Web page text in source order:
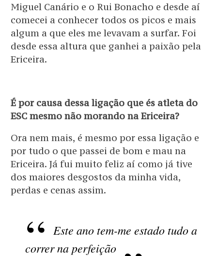
Miguel Canário e o Rui Bonacho e desde aí
comecei a conhecer todos os picos e mais
algum a que eles me levavam a surfar. Foi
desde essa altura que ganhei a paixão pela
Ericeira.
É por causa dessa ligação que és atleta do
ESC mesmo não morando na Ericeira?
Ora nem mais, é mesmo por essa ligação e
por tudo o que passei de bom e mau na
Ericeira. Já fui muito feliz aí como já tive
dos maiores desgostos da minha vida,
perdas e cenas assim.
Este ano tem-me estado tudo a
correr na perfeição